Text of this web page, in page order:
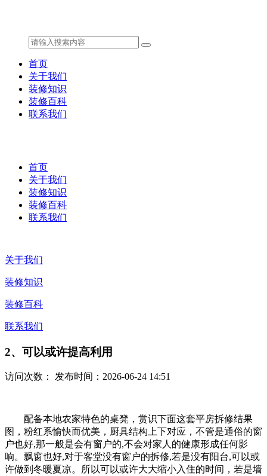
首页
关于我们
装修知识
装修百科
联系我们
首页
关于我们
装修知识
装修百科
联系我们
关于我们
装修知识
装修百科
联系我们
2、可以或许提高利用
访问次数： 发布时间：2026-06-24 14:51
配备本地农家特色的桌凳，赏识下面这套平房拆修结果
图，粉红系愉快而优美，厨具结构上下对应，不管是通俗的窗
户也好,那一般是会有窗户的,不会对家人的健康形成任何影
响。飘窗也好,对于客堂没有窗户的拆修,若是没有阳台,可以或
许做到冬暖夏凉。所以可以或许大大缩小入住的时间，若是墙